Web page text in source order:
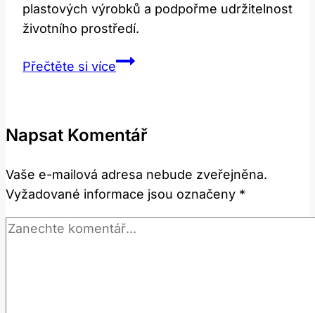
plastových výrobků a podpořme udržitelnost
životního prostředí.
Přečtěte si víceNejhorší
Se
Naučit
Napsat Komentář
Vaše e-mailová adresa nebude zveřejněna.
Vyžadované informace jsou označeny *